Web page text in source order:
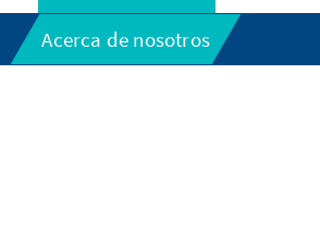
Acerca de nosotros